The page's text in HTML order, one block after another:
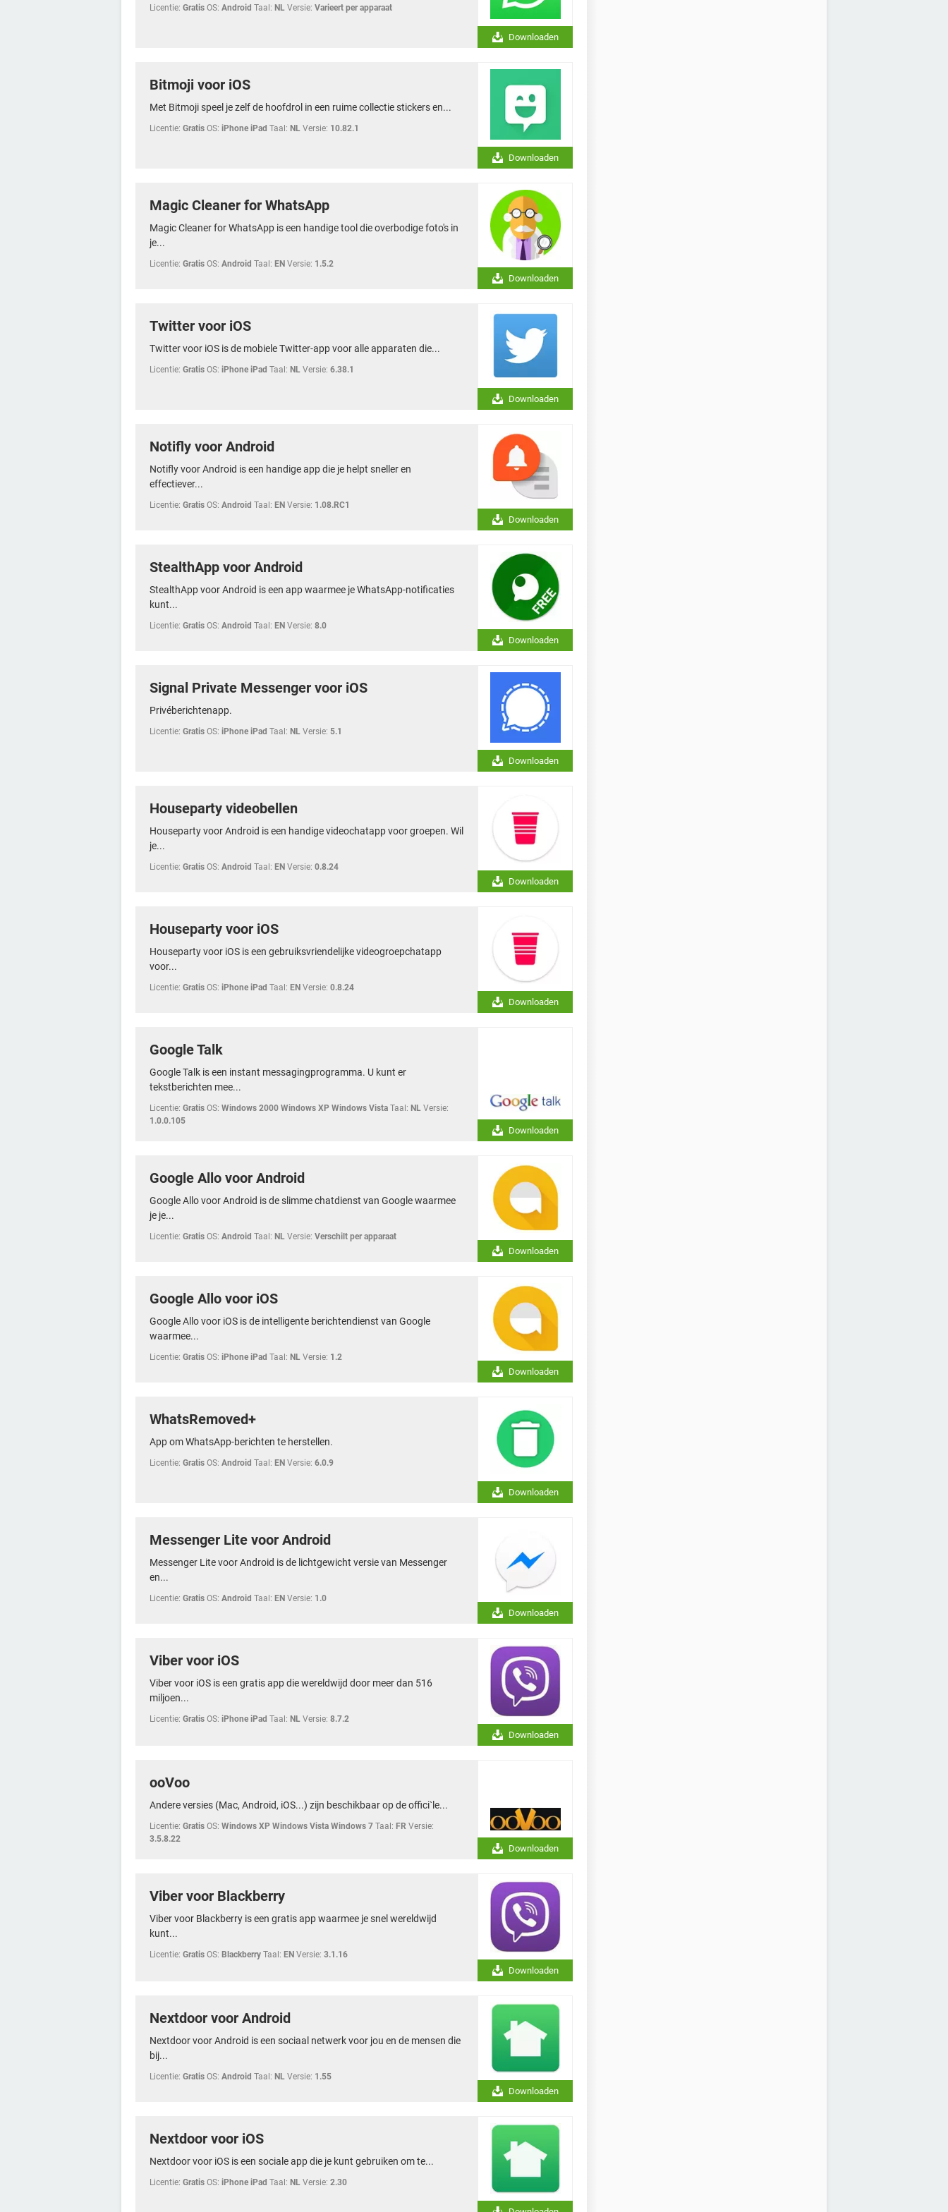
Licentie: Gratis OS: Android Taal: NL Versie: Varieert per apparaat
Downloaden
Bitmoji voor iOS
Met Bitmoji speel je zelf de hoofdrol in een ruime collectie stickers en...
Licentie: Gratis OS: iPhone iPad Taal: NL Versie: 10.82.1
Downloaden
Magic Cleaner for WhatsApp
Magic Cleaner for WhatsApp is een handige tool die overbodige foto's in
je...
Licentie: Gratis OS: Android Taal: EN Versie: 1.5.2
Downloaden
Twitter voor iOS
Twitter voor iOS is de mobiele Twitter-app voor alle apparaten die...
Licentie: Gratis OS: iPhone iPad Taal: NL Versie: 6.38.1
Downloaden
Notifly voor Android
Notifly voor Android is een handige app die je helpt sneller en
effectiever...
Licentie: Gratis OS: Android Taal: EN Versie: 1.08.RC1
Downloaden
StealthApp voor Android
StealthApp voor Android is een app waarmee je WhatsApp-notificaties
kunt...
Licentie: Gratis OS: Android Taal: EN Versie: 8.0
Downloaden
Signal Private Messenger voor iOS
Privéberichtenapp.
Licentie: Gratis OS: iPhone iPad Taal: NL Versie: 5.1
Downloaden
Houseparty videobellen
Houseparty voor Android is een handige videochatapp voor groepen. Wil
je...
Licentie: Gratis OS: Android Taal: EN Versie: 0.8.24
Downloaden
Houseparty voor iOS
Houseparty voor iOS is een gebruiksvriendelijke videogroepchatapp
voor...
Licentie: Gratis OS: iPhone iPad Taal: EN Versie: 0.8.24
Downloaden
Google Talk
Google Talk is een instant messagingprogramma. U kunt er
tekstberichten mee...
Licentie: Gratis OS: Windows 2000 Windows XP Windows Vista Taal: NL Versie:
1.0.0.105
Downloaden
Google Allo voor Android
Google Allo voor Android is de slimme chatdienst van Google waarmee
je je...
Licentie: Gratis OS: Android Taal: NL Versie: Verschilt per apparaat
Downloaden
Google Allo voor iOS
Google Allo voor iOS is de intelligente berichtendienst van Google
waarmee...
Licentie: Gratis OS: iPhone iPad Taal: NL Versie: 1.2
Downloaden
WhatsRemoved+
App om WhatsApp-berichten te herstellen.
Licentie: Gratis OS: Android Taal: EN Versie: 6.0.9
Downloaden
Messenger Lite voor Android
Messenger Lite voor Android is de lichtgewicht versie van Messenger
en...
Licentie: Gratis OS: Android Taal: EN Versie: 1.0
Downloaden
Viber voor iOS
Viber voor iOS is een gratis app die wereldwijd door meer dan 516
miljoen...
Licentie: Gratis OS: iPhone iPad Taal: NL Versie: 8.7.2
Downloaden
ooVoo
Andere versies (Mac, Android, iOS...) zijn beschikbaar op de offici`le...
Licentie: Gratis OS: Windows XP Windows Vista Windows 7 Taal: FR Versie:
3.5.8.22
Downloaden
Viber voor Blackberry
Viber voor Blackberry is een gratis app waarmee je snel wereldwijd
kunt...
Licentie: Gratis OS: Blackberry Taal: EN Versie: 3.1.16
Downloaden
Nextdoor voor Android
Nextdoor voor Android is een sociaal netwerk voor jou en de mensen die
bij...
Licentie: Gratis OS: Android Taal: NL Versie: 1.55
Downloaden
Nextdoor voor iOS
Nextdoor voor iOS is een sociale app die je kunt gebruiken om te...
Licentie: Gratis OS: iPhone iPad Taal: NL Versie: 2.30